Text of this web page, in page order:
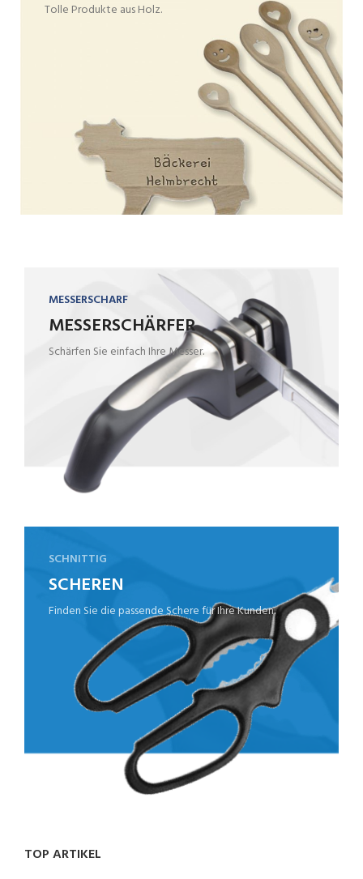
Tolle Produkte aus Holz.
MESSERSCHARF
MESSERSCHÄRFER
Schärfen Sie einfach Ihre Messer.
SCHNITTIG
SCHEREN
Finden Sie die passende Schere für Ihre Kunden.
TOP ARTIKEL